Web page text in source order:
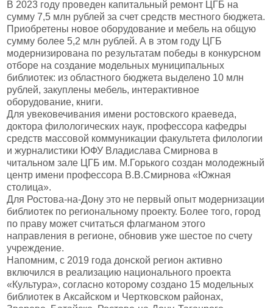
В 2023 году проведен капитальный ремонт ЦГБ на
сумму 7,5 млн рублей за счет средств местного бюджета.
Приобретены новое оборудование и мебель на общую
сумму более 5,2 млн рублей. А в этом году ЦГБ
модернизирована по результатам победы в конкурсном
отборе на создание модельных муниципальных
библиотек: из областного бюджета выделено 10 млн
рублей, закуплены мебель, интерактивное
оборудование, книги.
Для увековечивания имени ростовского краеведа,
доктора филологических наук, профессора кафедры
средств массовой коммуникации факультета филологии
и журналистики ЮФУ Владислава Смирнова в
читальном зале ЦГБ им. М.Горького создан молодежный
центр имени профессора В.В.Смирнова «Южная
столица».
Для Ростова-на-Дону это не первый опыт модернизации
библиотек по региональному проекту. Более того, город
по праву может считаться флагманом этого
направления в регионе, обновив уже шестое по счету
учреждение.
Напомним, с 2019 года донской регион активно
включился в реализацию национального проекта
«Культура», согласно которому создано 15 модельных
библиотек в Аксайском и Чертковском районах,